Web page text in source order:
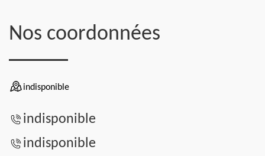
Nos coordonnées
indisponible
indisponible
indisponible